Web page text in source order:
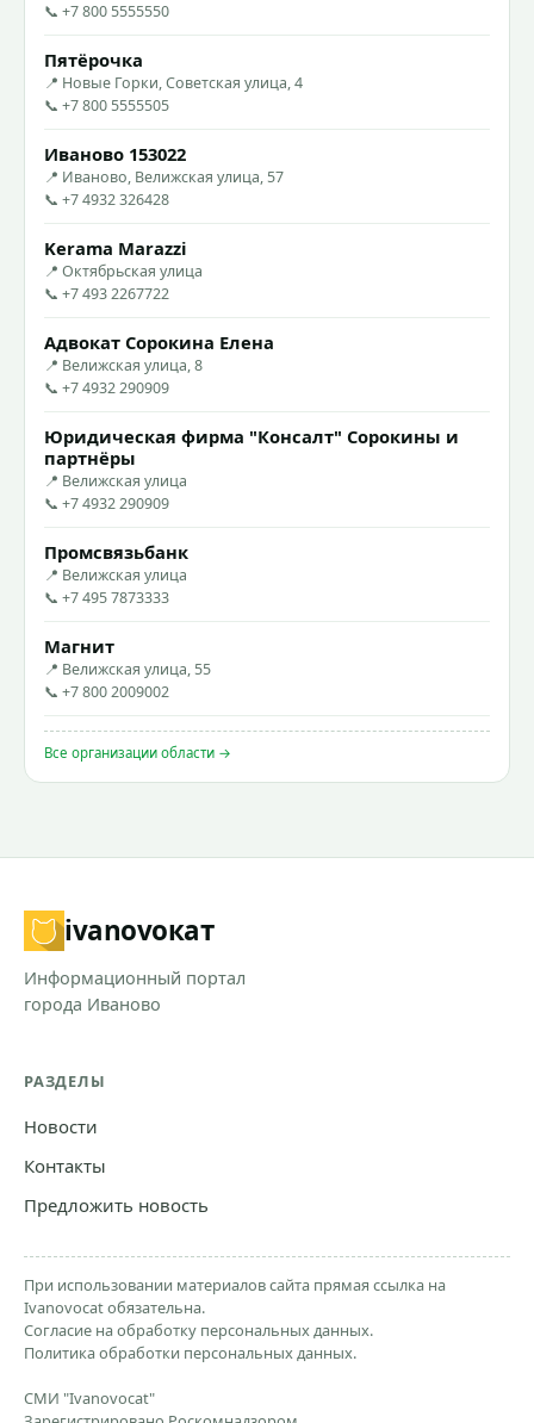
📞 +7 800 5555550
Пятёрочка
📍 Новые Горки, Советская улица, 4
📞 +7 800 5555505
Иваново 153022
📍 Иваново, Велижская улица, 57
📞 +7 4932 326428
Kerama Marazzi
📍 Октябрьская улица
📞 +7 493 2267722
Адвокат Сорокина Елена
📍 Велижская улица, 8
📞 +7 4932 290909
Юридическая фирма "Консалт" Сорокины и
партнёры
📍 Велижская улица
📞 +7 4932 290909
Промсвязьбанк
📍 Велижская улица
📞 +7 495 7873333
Магнит
📍 Велижская улица, 55
📞 +7 800 2009002
Все организации области →
ivanovoкат
Информационный портал
города Иваново
РАЗДЕЛЫ
Новости
Контакты
Предложить новость
При использовании материалов сайта прямая ссылка на
Ivanovocat обязательна.
Согласие на обработку персональных данных.
Политика обработки персональных данных.
СМИ "Ivanovocat"